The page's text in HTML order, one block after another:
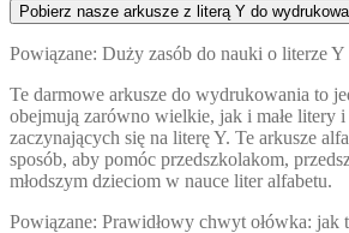
Pobierz nasze arkusze z literą Y do
Powiązane: Duży zasób do nauki o literze Y
Te darmowe arkusze do wydrukowania to
obejmują zarówno wielkie, jak i małe litery i
zaczynających się na literę Y. Te arkusze
sposób, aby pomóc przedszkolakom,
młodszym dzieciom w nauce liter alfabetu.
Powiązane: Prawidłowy chwyt ołówka: jak